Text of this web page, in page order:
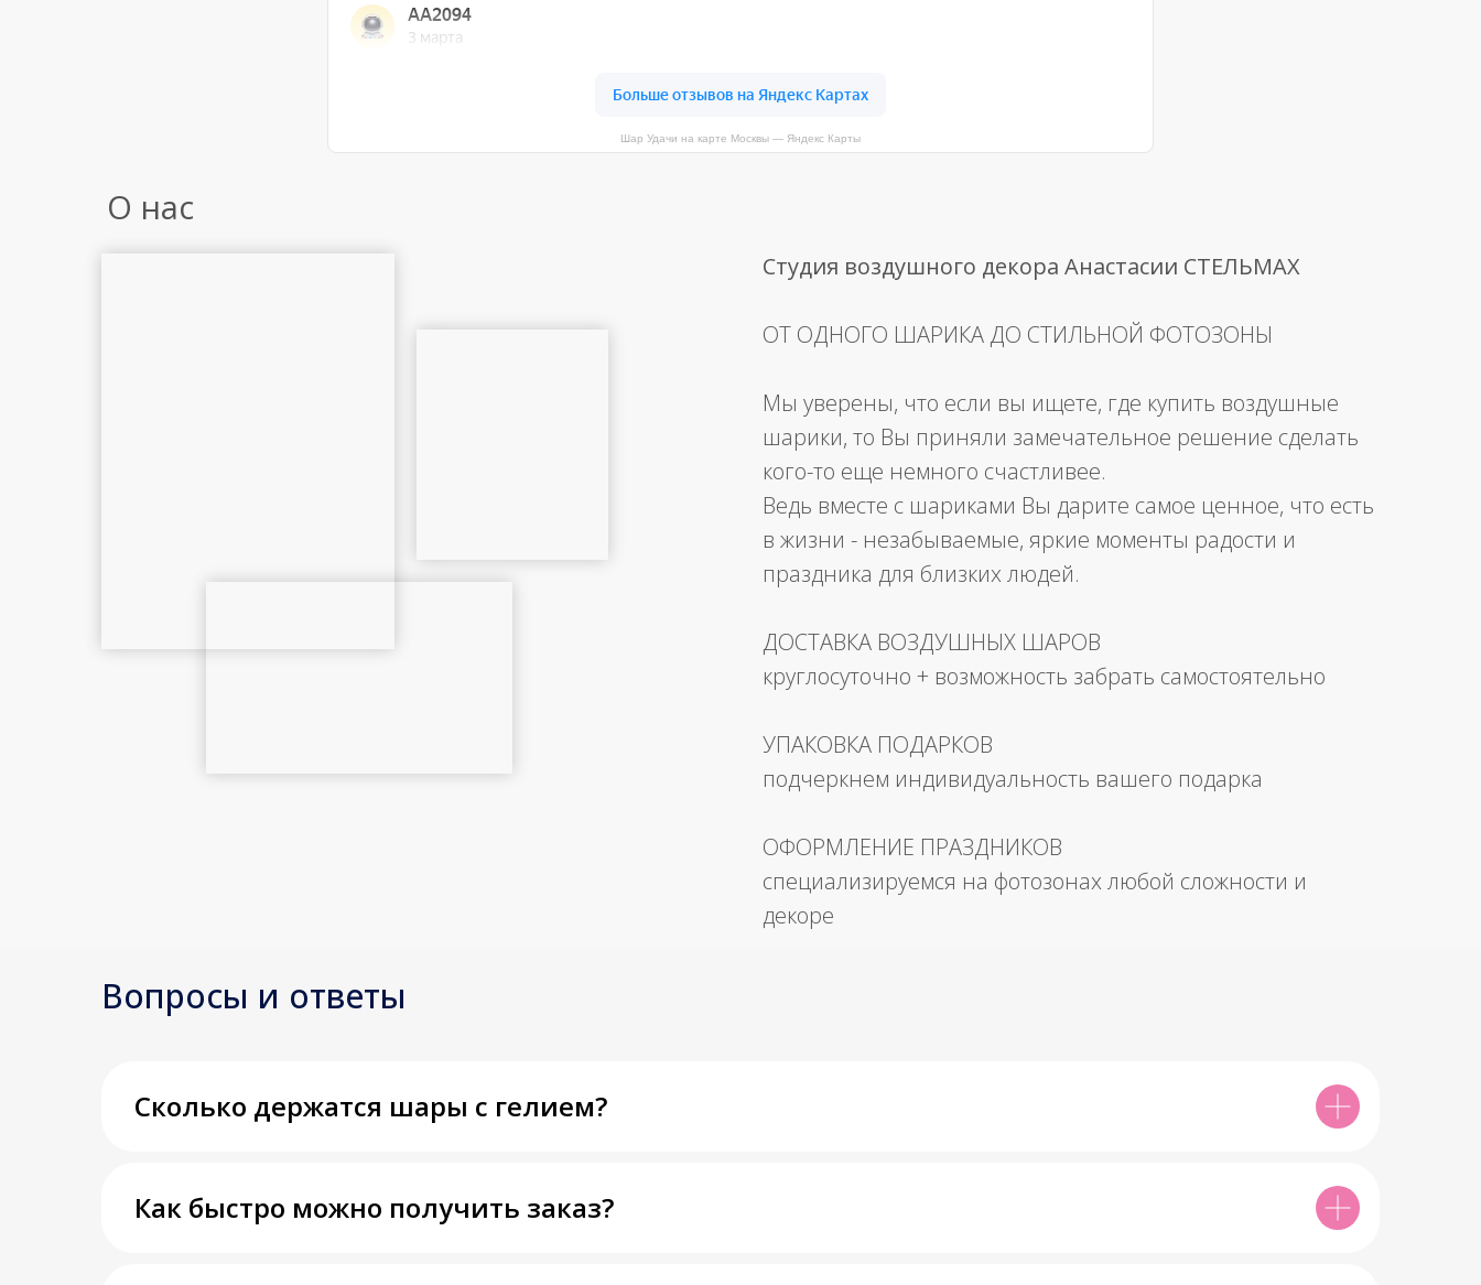
Шар Удачи на карте Москвы — Яндекс Карты
О нас
Студия воздушного декора Анастасии СТЕЛЬМАХ
ОТ ОДНОГО ШАРИКА ДО СТИЛЬНОЙ ФОТОЗОНЫ
Мы уверены, что если вы ищете, где купить воздушные
шарики, то Вы приняли замечательное решение сделать
кого-то еще немного счастливее.
Ведь вместе с шариками Вы дарите самое ценное, что есть
в жизни - незабываемые, яркие моменты радости и
праздника для близких людей.
ДОСТАВКА ВОЗДУШНЫХ ШАРОВ
круглосуточно + возможность забрать самостоятельно
УПАКОВКА ПОДАРКОВ
подчеркнем индивидуальность вашего подарка
ОФОРМЛЕНИЕ ПРАЗДНИКОВ
специализируемся на фотозонах любой сложности и
декоре
Вопросы и ответы
Сколько держатся шары с гелием?
Как быстро можно получить заказ?